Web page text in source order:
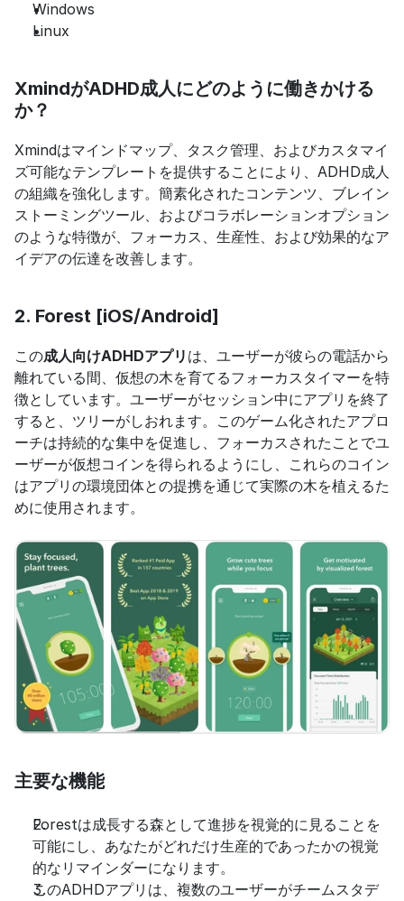
Windows
Linux
XmindがADHD成人にどのように働きかける
か？
Xmindはマインドマップ、タスク管理、およびカスタマイ
ズ可能なテンプレートを提供することにより、ADHD成人
の組織を強化します。簡素化されたコンテンツ、ブレイン
ストーミングツール、およびコラボレーションオプション
のような特徴が、フォーカス、生産性、および効果的なア
イデアの伝達を改善します。
2. Forest [iOS/Android]
この成人向けADHDアプリ は、ユーザーが彼らの電話から
離れている間、仮想の木を育てるフォーカスタイマーを特
徴としています。ユーザーがセッション中にアプリを終了
すると、ツリーがしおれます。このゲーム化されたアプロ
ーチは持続的な集中を促進し、フォーカスされたことでユ
ーザーが仮想コインを得られるようにし、これらのコイン
はアプリの環境団体との提携を通じて実際の木を植えるた
めに使用されます。
主要な機能
Forestは成長する森として進捗を視覚的に見ることを
可能にし、あなたがどれだけ生産的であったかの視覚
的なリマインダーになります。
このADHDアプリは、複数のユーザーがチームスタデ